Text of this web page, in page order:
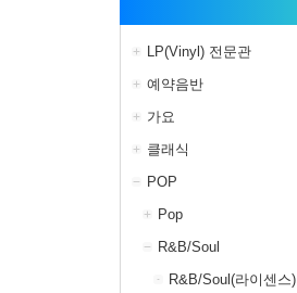
LP(Vinyl) 전문관
예약음반
가요
클래식
POP
Pop
R&B/Soul
R&B/Soul(라이센스)